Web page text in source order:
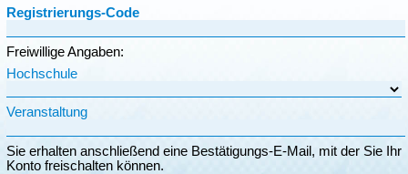
Registrierungs-Code
Freiwillige Angaben:
Hochschule
Veranstaltung
Sie erhalten anschließend eine Bestätigungs-E-Mail, mit der Sie Ihr
Konto freischalten können.